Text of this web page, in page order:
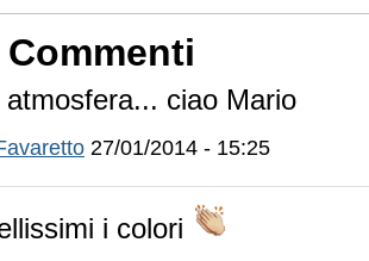
Commenti
atmosfera... ciao Mario
27/01/2014 - 15:25
i colori